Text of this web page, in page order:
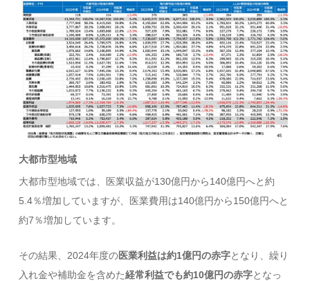
大都市型地域
大都市型地域では、医業収益が130億円から140億円へと約
5.4％増加していますが、医業費用は140億円から150億円へと
約7％増加しています。
その結果、2024年度の医業利益は約1億円の赤字となり、繰り
入れ金や補助金を含めた経常利益でも約10億円の赤字となっ